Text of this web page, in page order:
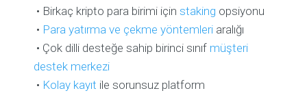
• Birkaç kripto para birimi için staking opsiyonu
• Para yatırma ve çekme yöntemleri aralığı
• Çok dilli desteğe sahip birinci sınıf müşteri
destek merkezi
• Kolay kayıt ile sorunsuz platform